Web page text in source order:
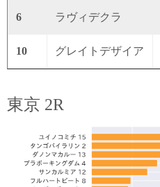
6 ラヴィデクラ
10 グレイトデザイア
東京 2R